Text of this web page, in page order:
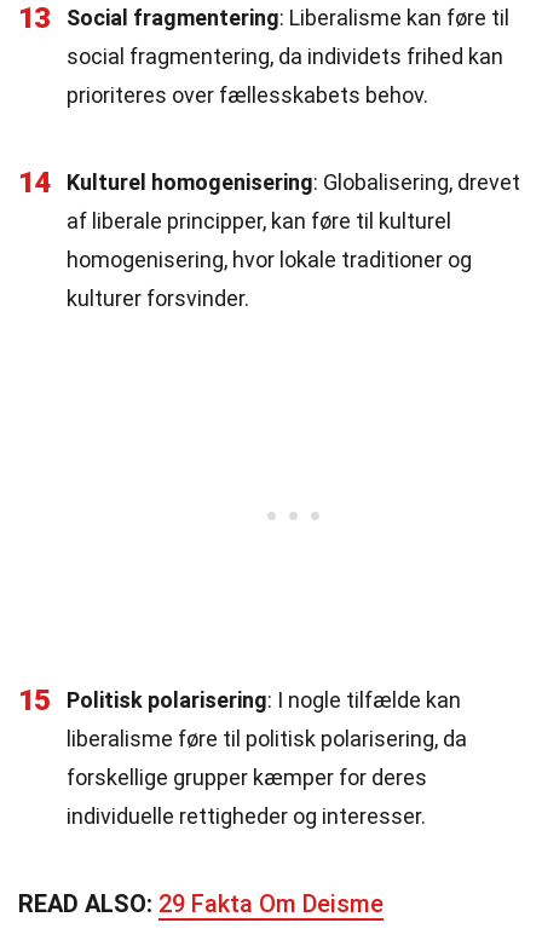
13 Social fragmentering: Liberalisme kan føre til
social fragmentering, da individets frihed kan
prioriteres over fællesskabets behov.
14 Kulturel homogenisering: Globalisering, drevet
af liberale principper, kan føre til kulturel
homogenisering, hvor lokale traditioner og
kulturer forsvinder.
15 Politisk polarisering: I nogle tilfælde kan
liberalisme føre til politisk polarisering, da
forskellige grupper kæmper for deres
individuelle rettigheder og interesser.
READ ALSO: 29 Fakta Om Deisme